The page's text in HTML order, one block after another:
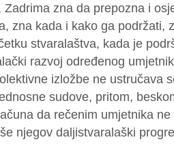
Zadrima zna da prepozna i
zna kada i kako ga podržati,
stvaralaštva, kada je
razvoj određenog
izložbe ne ustručava
sudove, pritom,
da rečenim umjetnika
njegov daljistvaralaški